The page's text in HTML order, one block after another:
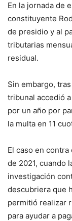
En la jornada de
constituyente
de presidio y al
tributarias
residual.
Sin embargo,
tribunal accedió
por un año por
la multa en 11
El caso en
de 2021, cuando
investigación
descubriera que
permitió realizar
para ayudar a